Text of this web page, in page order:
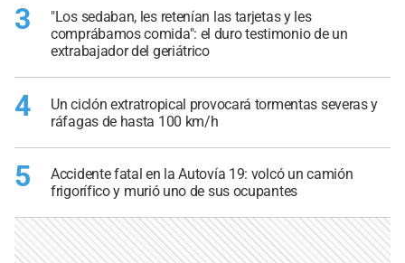
3
"Los sedaban, les retenían las tarjetas y les
comprábamos comida": el duro testimonio de un
extrabajador del geriátrico
4
Un ciclón extratropical provocará tormentas severas y
ráfagas de hasta 100 km/h
5
Accidente fatal en la Autovía 19: volcó un camión
frigorífico y murió uno de sus ocupantes